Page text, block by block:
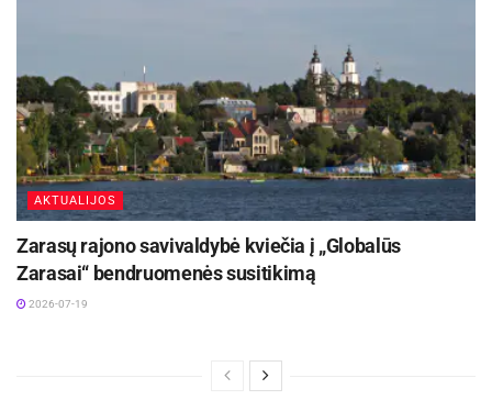
AKTUALIJOS
Zarasų rajono savivaldybė kviečia į „Globalūs
Zarasai“ bendruomenės susitikimą
2026-07-19